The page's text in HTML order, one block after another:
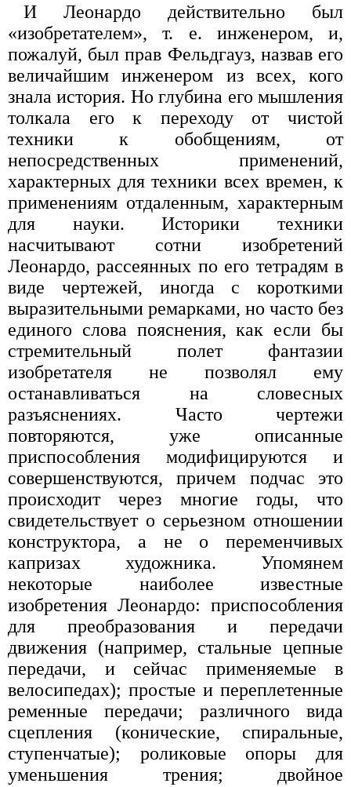
И Леонардо действительно был
«изобретателем», т. е. инженером, и,
пожалуй, был прав Фельдгауз, назвав его
величайшим инженером из всех, кого
знала история. Но глубина его мышления
толкала его к переходу от чистой
техники к обобщениям, от
непосредственных применений,
характерных для техники всех времен, к
применениям отдаленным, характерным
для науки. Историки техники
насчитывают сотни изобретений
Леонардо, рассеянных по его тетрадям в
виде чертежей, иногда с короткими
выразительными ремарками, но часто без
единого слова пояснения, как если бы
стремительный полет фантазии
изобретателя не позволял ему
останавливаться на словесных
разъяснениях. Часто чертежи
повторяются, уже описанные
приспособления модифицируются и
совершенствуются, причем подчас это
происходит через многие годы, что
свидетельствует о серьезном отношении
конструктора, а не о переменчивых
капризах художника. Упомянем
некоторые наиболее известные
изобретения Леонардо: приспособления
для преобразования и передачи
движения (например, стальные цепные
передачи, и сейчас применяемые в
велосипедах); простые и переплетенные
ременные передачи; различного вида
сцепления (конические, спиральные,
ступенчатые); роликовые опоры для
уменьшения трения; двойное